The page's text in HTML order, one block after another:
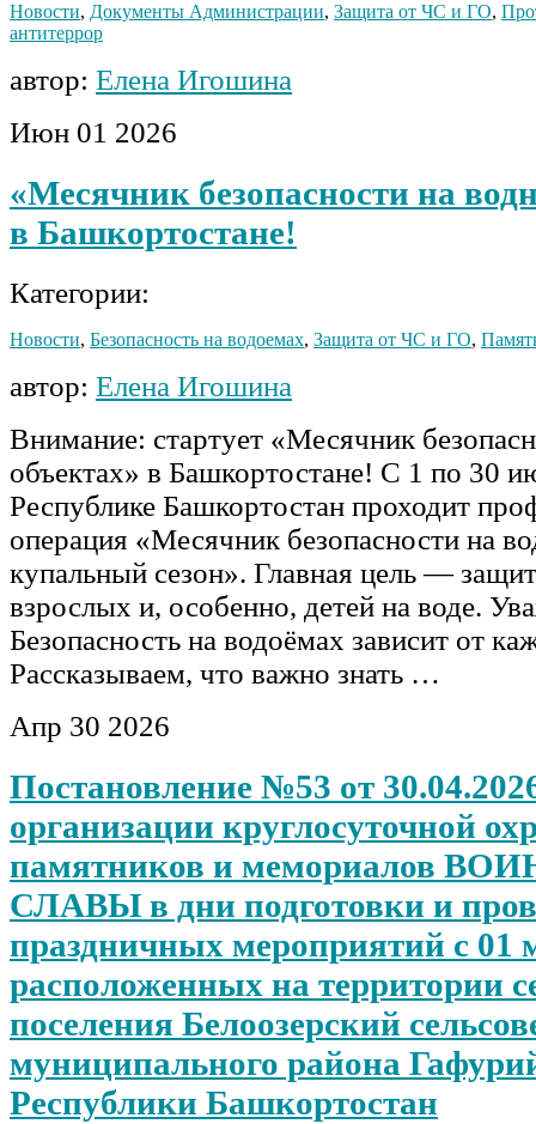
Новости, Документы Администрации, Защита от ЧС и ГО,
антитеррор
автор: Елена Игошина
Июн 01 2026
«Месячник безопасности на
в Башкортостане!
Категории:
Новости, Безопасность на водоемах, Защита от ЧС и ГО,
автор: Елена Игошина
Внимание: стартует «Месячник
объектах» в Башкортостане! С 1 по 30
Республике Башкортостан проходит
операция «Месячник безопасности на
купальный сезон». Главная цель —
взрослых и, особенно, детей на воде.
Безопасность на водоёмах зависит от
Рассказываем, что важно знать …
Апр 30 2026
Постановление №53 от
организации круглосуточной
памятников и мемориалов
СЛАВЫ в дни подготовки и
праздничных мероприятий с 01
расположенных на территории
поселения Белоозерский
муниципального района
Республики Башкортостан